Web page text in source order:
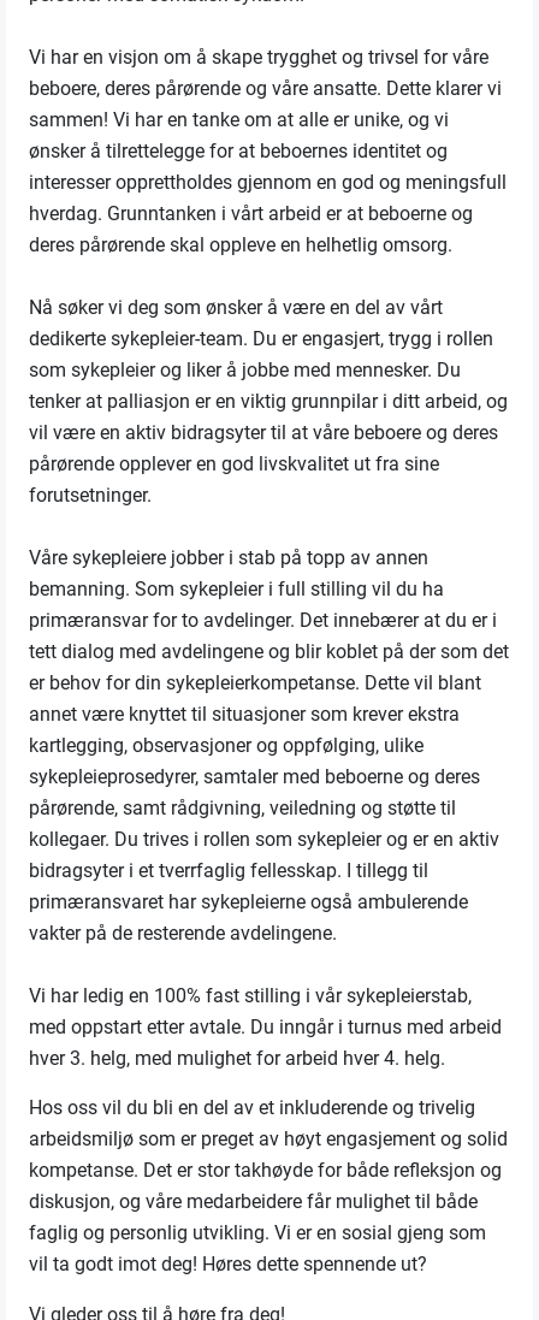
Vi har en visjon om å skape trygghet og trivsel for våre
beboere, deres pårørende og våre ansatte. Dette klarer vi
sammen! Vi har en tanke om at alle er unike, og vi
ønsker å tilrettelegge for at beboernes identitet og
interesser opprettholdes gjennom en god og meningsfull
hverdag. Grunntanken i vårt arbeid er at beboerne og
deres pårørende skal oppleve en helhetlig omsorg.
Nå søker vi deg som ønsker å være en del av vårt
dedikerte sykepleier-team. Du er engasjert, trygg i rollen
som sykepleier og liker å jobbe med mennesker. Du
tenker at palliasjon er en viktig grunnpilar i ditt arbeid, og
vil være en aktiv bidragsyter til at våre beboere og deres
pårørende opplever en god livskvalitet ut fra sine
forutsetninger.
Våre sykepleiere jobber i stab på topp av annen
bemanning. Som sykepleier i full stilling vil du ha
primæransvar for to avdelinger. Det innebærer at du er i
tett dialog med avdelingene og blir koblet på der som det
er behov for din sykepleierkompetanse. Dette vil blant
annet være knyttet til situasjoner som krever ekstra
kartlegging, observasjoner og oppfølging, ulike
sykepleieprosedyrer, samtaler med beboerne og deres
pårørende, samt rådgivning, veiledning og støtte til
kollegaer. Du trives i rollen som sykepleier og er en aktiv
bidragsyter i et tverrfaglig fellesskap. I tillegg til
primæransvaret har sykepleierne også ambulerende
vakter på de resterende avdelingene.
Vi har ledig en 100% fast stilling i vår sykepleierstab,
med oppstart etter avtale. Du inngår i turnus med arbeid
hver 3. helg, med mulighet for arbeid hver 4. helg.
Hos oss vil du bli en del av et inkluderende og trivelig
arbeidsmiljø som er preget av høyt engasjement og solid
kompetanse. Det er stor takhøyde for både refleksjon og
diskusjon, og våre medarbeidere får mulighet til både
faglig og personlig utvikling. Vi er en sosial gjeng som
vil ta godt imot deg! Høres dette spennende ut?
Vi gleder oss til å høre fra deg!